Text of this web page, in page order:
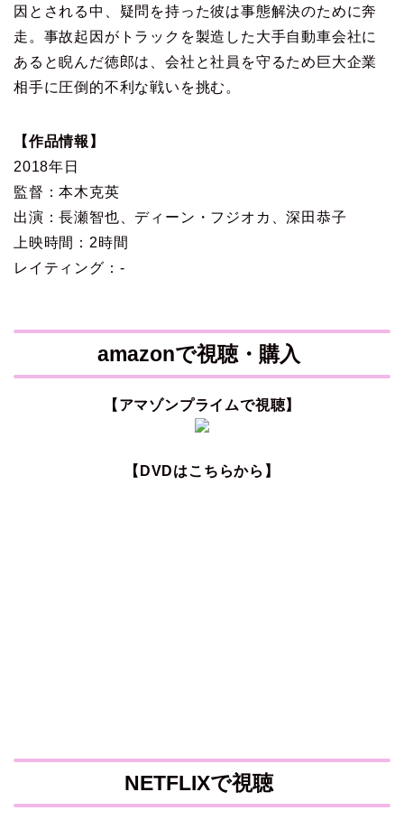
因とされる中、疑問を持った彼は事態解決のために奔
走。事故起因がトラックを製造した大手自動車会社に
あると睨んだ徳郎は、会社と社員を守るため巨大企業
相手に圧倒的不利な戦いを挑む。
【作品情報】
2018年日
監督：本木克英
出演：長瀬智也、ディーン・フジオカ、深田恭子
上映時間：2時間
レイティング：-
amazonで視聴・購入
【アマゾンプライムで視聴】
【DVDはこちらから】
NETFLIXで視聴